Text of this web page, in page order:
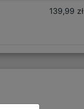
139,99 zł